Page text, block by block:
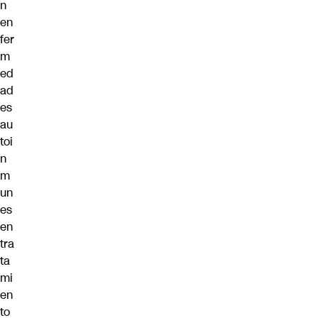
n
en
fer
m
ed
ad
es
au
toi
n
m
un
es
en
tra
ta
mi
en
to